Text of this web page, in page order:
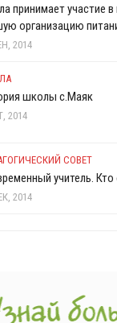
принимает участие
организацию
2014
школы с.Маяк
2014
СОВЕТ
учитель. Кто
2014